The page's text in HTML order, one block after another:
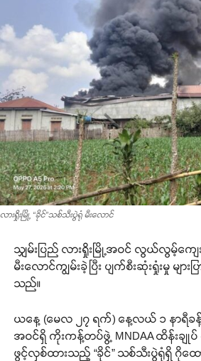
လားရှိုးမြို့ “ခိုင်”သစ်သီးပွဲရုံ မီးလောင်
သျှမ်းပြည် လားရှိုးမြို့အဝင် လွယ်လွမ့်ကျေ
မီးလောင်ကျွမ်းခဲ့ပြီး ပျက်စီးဆုံးရှုံးမှု များပ
သည်။
ယနေ့ (မေလ ၂၇ ရက်) နေ့လယ် ၁ နာရီခန့်မှ
အဝင်ရှိ ကိုးကန့်တပ်ဖွဲ့ MNDAA ထိန်းခ
ဖွင့်လှစ်ထားသည့် “ခိုင်” သစ်သီးပွဲရုံရှိ ဂိုထ